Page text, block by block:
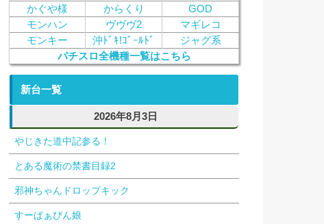
かぐや様
からくり
GOD
モンハン
ヴヴヴ2
マギレコ
モンキー
沖ﾄﾞｷ!ｺﾞｰﾙﾄﾞ
ジャグ系
パチスロ全機種一覧はこちら
新台一覧
2026年8月3日
やじきた道中記参る！
とある魔術の禁書目録2
邪神ちゃんドロップキック
すーぱぁびん娘